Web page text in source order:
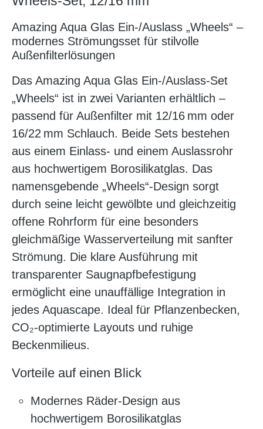
Amazing Aqua Glas Ein-/Auslass „Wheels“ –
modernes Strömungsset für stilvolle
Außenfilterlösungen
Das Amazing Aqua Glas Ein-/Auslass-Set
„Wheels“ ist in zwei Varianten erhältlich –
passend für Außenfilter mit 12/16 mm oder
16/22 mm Schlauch. Beide Sets bestehen
aus einem Einlass- und einem Auslassrohr
aus hochwertigem Borosilikatglas. Das
namensgebende „Wheels“-Design sorgt
durch seine leicht gewölbte und gleichzeitig
offene Rohrform für eine besonders
gleichmäßige Wasserverteilung mit sanfter
Strömung. Die klare Ausführung mit
transparenter Saugnapfbefestigung
ermöglicht eine unauffällige Integration in
jedes Aquascape. Ideal für Pflanzenbecken,
CO₂-optimierte Layouts und ruhige
Beckenmilieus.
Vorteile auf einen Blick
Modernes Räder-Design aus
hochwertigem Borosilikatglas